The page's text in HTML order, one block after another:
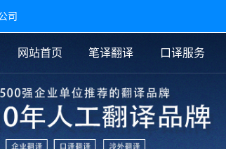
司
网站首页 笔译翻译
医学翻译 法律翻译 说明书翻译
口译服务
交替传译 同声传译
老挝语翻译 泰语翻译
签证材料翻译
银行流水翻译
证件翻译报价
签证翻译
口译新闻